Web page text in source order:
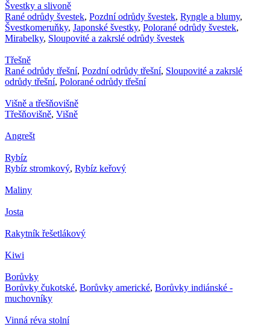
Švestky a slivoně
Rané odrůdy švestek, Pozdní odrůdy švestek, Ryngle a blumy,
Švestkomeruňky, Japonské švestky, Polorané odrůdy švestek,
Mirabelky, Sloupovité a zakrslé odrůdy švestek
Třešně
Rané odrůdy třešní, Pozdní odrůdy třešní, Sloupovité a zakrslé
odrůdy třešní, Polorané odrůdy třešní
Višně a třešňovišně
Třešňovišně, Višně
Angrešt
Rybíz
Rybíz stromkový, Rybíz keřový
Maliny
Josta
Rakytník řešetlákový
Kiwi
Borůvky
Borůvky čukotské, Borůvky americké, Borůvky indiánské -
muchovníky
Vinná réva stolní